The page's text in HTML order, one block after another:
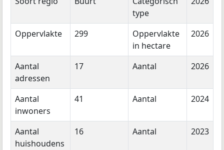
type
Oppervlakte 299
Oppervlakte
in hectare
2026
Aantal
adressen
17 Aantal 2026
Aantal
inwoners
41 Aantal 2024
Aantal
huishoudens
16 Aantal 2023